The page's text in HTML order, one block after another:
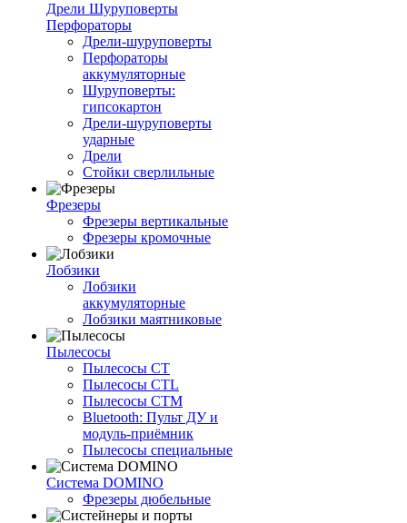
Дрели Шуруповерты
Перфораторы
Дрели-шуруповерты
Перфораторы
аккумуляторные
Шуруповерты:
гипсокартон
Дрели-шуруповерты
ударные
Дрели
Стойки сверлильные
Фрезеры
Фрезеры вертикальные
Фрезеры кромочные
Лобзики
Лобзики
аккумуляторные
Лобзики маятниковые
Пылесосы
Пылесосы CT
Пылесосы CTL
Пылесосы CTM
Bluetooth: Пульт ДУ и
модуль-приёмник
Пылесосы специальные
Система DOMINO
Фрезеры дюбельные